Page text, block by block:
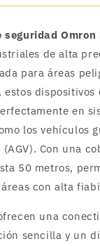
seguridad Omron
de alta
para áreas
estos dispositivos
en
los vehículos
Con una
50 metros,
con alta
una
sencilla y un